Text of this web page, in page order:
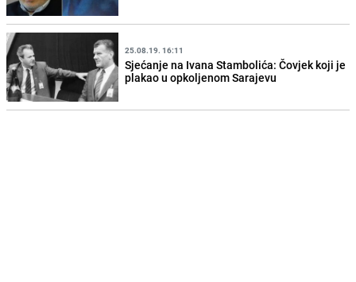
25.08.19. 16:11
Sjećanje na Ivana Stambolića: Čovjek koji je
plakao u opkoljenom Sarajevu